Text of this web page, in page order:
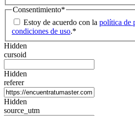
Consentimiento*
Estoy de acuerdo con la política de
condiciones de uso.*
Hidden
cursoid
Hidden
referer
Hidden
source_utm